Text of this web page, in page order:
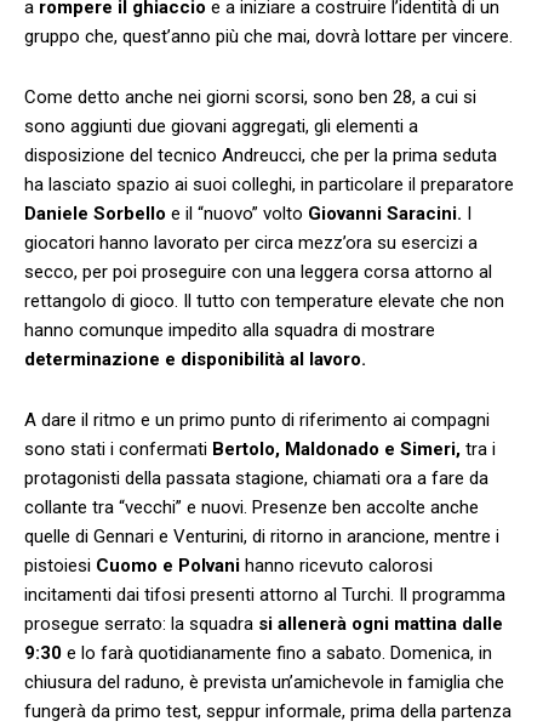
a rompere il ghiaccio e a iniziare a costruire l’identità di un
gruppo che, quest’anno più che mai, dovrà lottare per vincere.
Come detto anche nei giorni scorsi, sono ben 28, a cui si
sono aggiunti due giovani aggregati, gli elementi a
disposizione del tecnico Andreucci, che per la prima seduta
ha lasciato spazio ai suoi colleghi, in particolare il preparatore
Daniele Sorbello e il “nuovo” volto Giovanni Saracini. I
giocatori hanno lavorato per circa mezz’ora su esercizi a
secco, per poi proseguire con una leggera corsa attorno al
rettangolo di gioco. Il tutto con temperature elevate che non
hanno comunque impedito alla squadra di mostrare
determinazione e disponibilità al lavoro.
A dare il ritmo e un primo punto di riferimento ai compagni
sono stati i confermati Bertolo, Maldonado e Simeri, tra i
protagonisti della passata stagione, chiamati ora a fare da
collante tra “vecchi” e nuovi. Presenze ben accolte anche
quelle di Gennari e Venturini, di ritorno in arancione, mentre i
pistoiesi Cuomo e Polvani hanno ricevuto calorosi
incitamenti dai tifosi presenti attorno al Turchi. Il programma
prosegue serrato: la squadra si allenerà ogni mattina dalle
9:30 e lo farà quotidianamente fino a sabato. Domenica, in
chiusura del raduno, è prevista un’amichevole in famiglia che
fungerà da primo test, seppur informale, prima della partenza